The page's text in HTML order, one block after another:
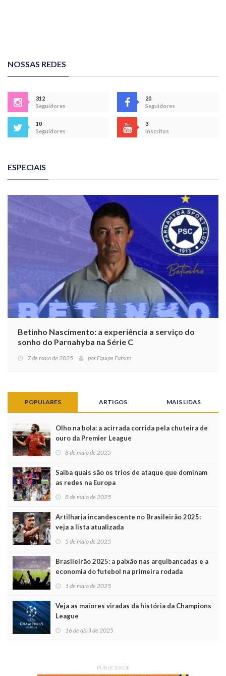
NOSSAS REDES
312
Seguidores
20
Seguidores
10
Seguidores
3
Inscritos
ESPECIAIS
Betinho Nascimento: a experiência a serviço do
sonho do Parnahyba na Série C
7 de maio de 2025 porEquipe Futsim
POPULARES ARTIGOS MAIS LIDAS
Olho na bola: a acirrada corrida pela chuteira de
ouro da Premier League
8 de maio de 2025
Saiba quais são os trios de ataque que dominam
as redes na Europa
8 de maio de 2025
Artilharia incandescente no Brasileirão 2025:
veja a lista atualizada
5 de maio de 2025
Brasileirão 2025: a paixão nas arquibancadas e a
economia do futebol na primeira rodada
1 de maio de 2025
Veja as maiores viradas da história da Champions
League
16 de abril de 2025
PUBLICIDADE